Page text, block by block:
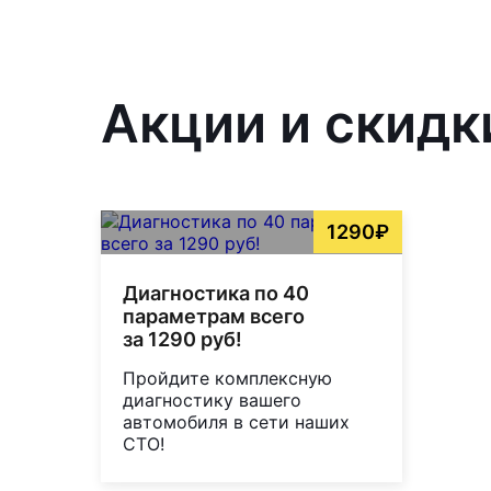
Акции и
1290₽
Диагностика по 40
параметрам всего
за 1290 руб!
Пройдите комплексную
диагностику вашего
автомобиля в сети наших
СТО!